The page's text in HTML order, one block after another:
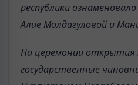
республики
Алие Молдагуловой и
На церемонии открытия
государственные